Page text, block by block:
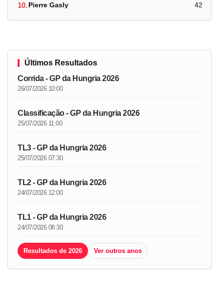
10.Pierre Gasly 42
Últimos Resultados
Corrida - GP da Hungria 2026
26/07/2026 10:00
Classificação - GP da Hungria 2026
25/07/2026 11:00
TL3 - GP da Hungria 2026
25/07/2026 07:30
TL2 - GP da Hungria 2026
24/07/2026 12:00
TL1 - GP da Hungria 2026
24/07/2026 08:30
Resultados de 2026 Ver outros anos